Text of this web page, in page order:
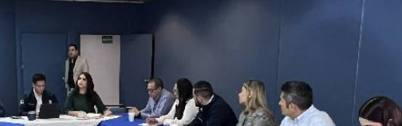
la búsqueda de 21 adolescentes desaparecidos durante julio
a un hombre en Tlajomulco
salmonela en EU vinculado a jalapeños mexicanos
célula del CJNG y decomisan 2.5 toneladas de metanfetamina